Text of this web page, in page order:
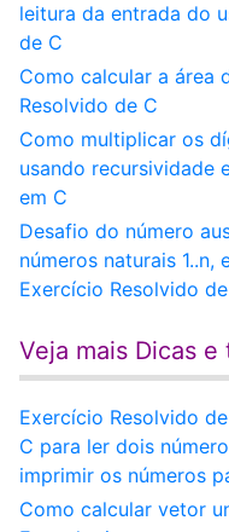
leitura da entrada do
de C
Como calcular a área
Resolvido de C
Como multiplicar os
usando recursividade
em C
Desafio do número
números naturais
Exercício Resolvido
Veja mais Dicas
Exercício Resolvido
C para ler dois
imprimir os números
Como calcular vetor